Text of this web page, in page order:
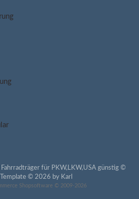
für PKW,LKW,USA günstig ©
© 2026 by Karl
Shopsoftware © 2009-2026